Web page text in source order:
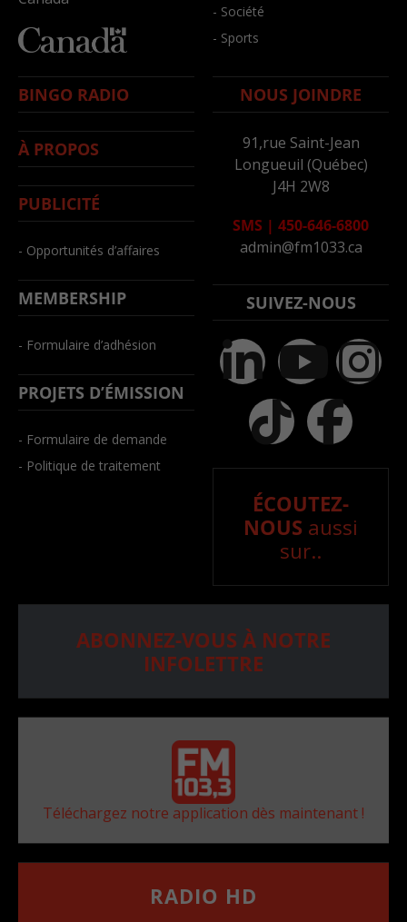
- Société
- Sports
BINGO RADIO
À PROPOS
PUBLICITÉ
- Opportunités d’affaires
MEMBERSHIP
- Formulaire d’adhésion
PROJETS D’ÉMISSION
- Formulaire de demande
- Politique de traitement
NOUS JOINDRE
91,rue Saint-Jean
Longueuil (Québec)
J4H 2W8
SMS | 450-646-6800
admin@fm1033.ca
SUIVEZ-NOUS
ÉCOUTEZ-
NOUS aussi
sur..
ABONNEZ-VOUS À NOTRE
INFOLETTRE
Téléchargez notre application dès maintenant !
RADIO HD